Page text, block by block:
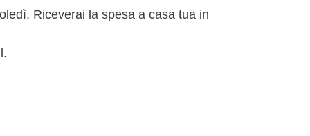
Riceverai la spesa a casa tua in